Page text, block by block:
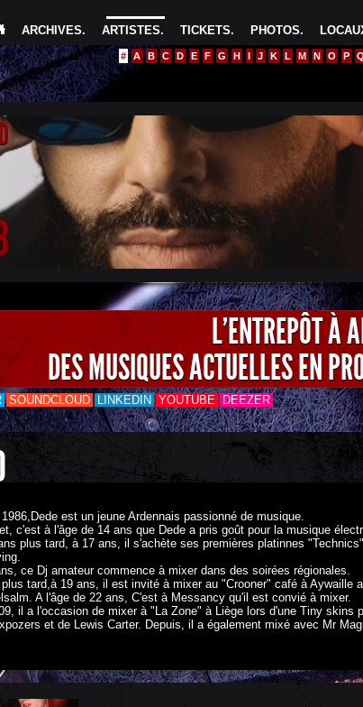
PHOTOS.
TICKETS.
ARTISTES.
ARCHIVES.
# A B C D E F G H I J K L M N O P
L'ENTREPÔT À
DES MUSIQUES ACTUELLES EN
SOUNDCLOUD LINKEDIN YOUTUBE DEEZER
1986,Dede est un jeune Ardennais passionné de musique.
c'est à l'âge de 14 ans que Dede a pris goût pour la musique
plus tard, à 17 ans, il s'achète ses premières platinnes
ce Dj amateur commence à mixer dans des soirées régionales.
plus tard,à 19 ans, il est invité à mixer au "Crooner" café à Aywaille
A l'âge de 22 ans, C'est à Messancy qu'il est convié à mixer.
il a l'occasion de mixer à "La Zone" à Liège lors d'une Tiny skins
et de Lewis Carter. Depuis, il a également mixé avec Mr